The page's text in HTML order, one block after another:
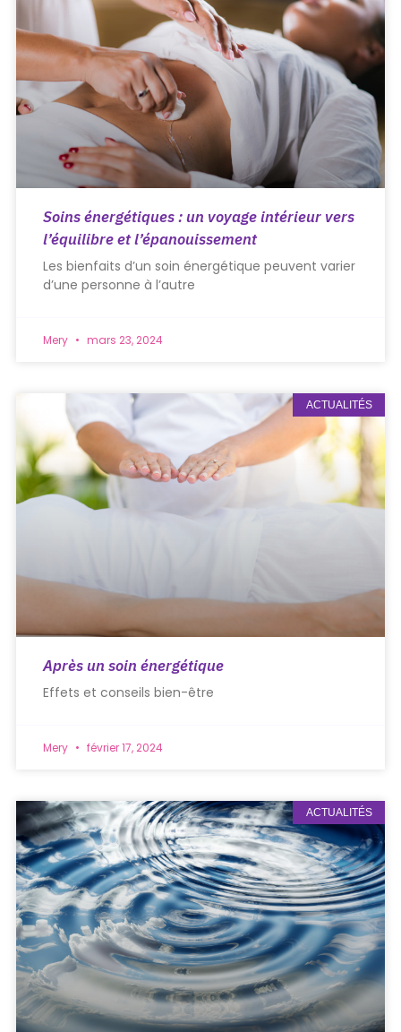
Soins énergétiques : un voyage intérieur vers
l’équilibre et l’épanouissement
Les bienfaits d’un soin énergétique peuvent varier
d’une personne à l’autre
Mery mars 23, 2024
ACTUALITÉS
Après un soin énergétique
Effets et conseils bien-être
Mery février 17, 2024
ACTUALITÉS